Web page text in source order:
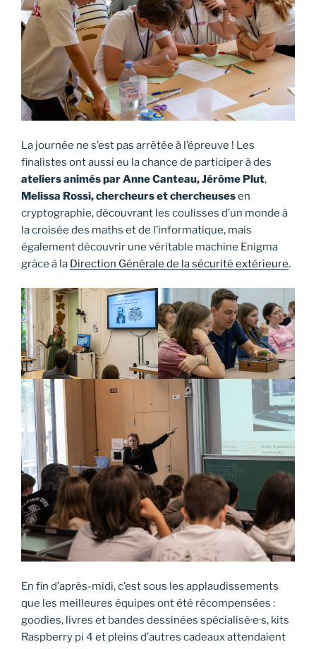
La journée ne s’est pas arrêtée à l’épreuve ! Les
finalistes ont aussi eu la chance de participer à des
ateliers animés par Anne Canteau, Jérôme Plut,
Melissa Rossi, chercheurset chercheusesen
cryptographie, découvrant les coulisses d’un monde à
la croisée des maths et de l’informatique, mais
également découvrir une véritable machine Enigma
grâce à la Direction Générale de la sécurité extérieure.
En fin d’après-midi, c’est sous les applaudissements
que les meilleures équipes ont été récompensées :
goodies, livres et bandes dessinées spécialisé·e·s, kits
Raspberry pi 4 et pleins d’autres cadeaux attendaient